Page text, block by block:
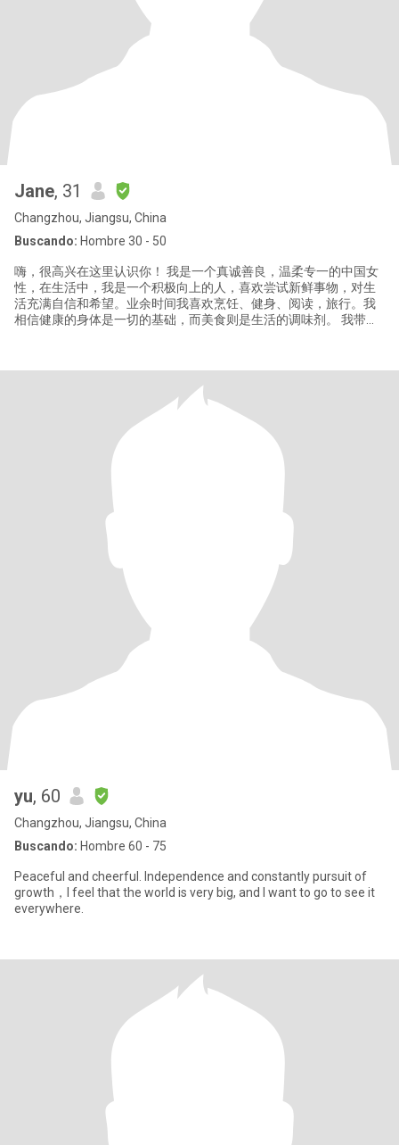
Jane, 31
Changzhou, Jiangsu, China
Buscando: Hombre 30 - 50
嗨，很高兴在这里认识你！ 我是一个真诚善良，温柔专一的中国女
性，在生活中，我是一个积极向上的人，喜欢尝试新鲜事物，对生
活充满自信和希望。业余时间我喜欢烹饪、健身、阅读，旅行。我
相信健康的身体是一切的基础，而美食则是生活的调味剂。 我带着
属于我们的美好家园。如果你也热爱生活，看重家庭，渴望建立一
个真诚认真的关系，那就给我发个消息吧。期
yu, 60
Changzhou, Jiangsu, China
Buscando: Hombre 60 - 75
Peaceful and cheerful. Independence and constantly pursuit of
growth，I feel that the world is very big, and I want to go to see it
everywhere.